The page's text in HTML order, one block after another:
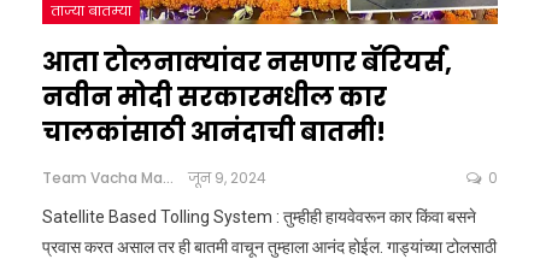
ताज्या बातम्या
आता टोलनाक्यांवर नसणार बॅरियर्स,
नवीन मोदी सरकारमधील कार
चालकांसाठी आनंदाची बातमी!
Team Vacha Marathi जून 9, 2024 0
Satellite Based Tolling System : तुम्हीही हायवेवरून कार किंवा बसने
प्रवास करत असाल तर ही बातमी वाचून तुम्हाला आनंद होईल. गाड्यांच्या टोलसाठी